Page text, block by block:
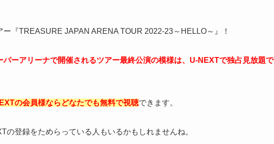
『TREASURE JAPAN ARENA TOUR 2022-23～HELLO～』！
ーアリーナで開催されるツアー最終公演の模様は、U-NEXTで独占見放題で
の会員様ならどなたでも無料で視聴できます。
の登録をためらっている人もいるかもしれませんね。